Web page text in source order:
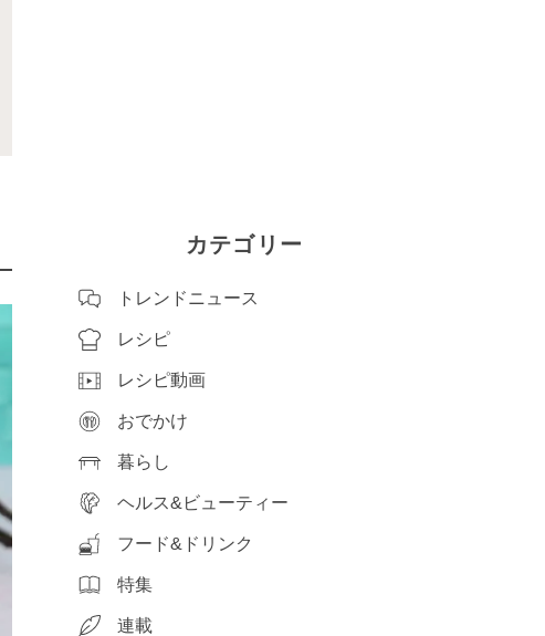
カテゴリー
トレンドニュース
レシピ
レシピ動画
おでかけ
暮らし
ヘルス&ビューティー
フード&ドリンク
特集
連載